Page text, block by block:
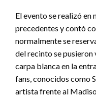
El evento se realizó en
precedentes y contó
normalmente se
del recinto se pusieron
carpa blanca en la
fans, conocidos como
artista frente al